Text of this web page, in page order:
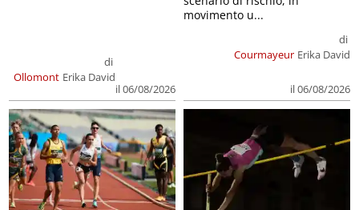
Ollomont
di
Erika David
il 06/08/2026
Courmayeur
di
Erika David
il 06/08/2026
movimento u...